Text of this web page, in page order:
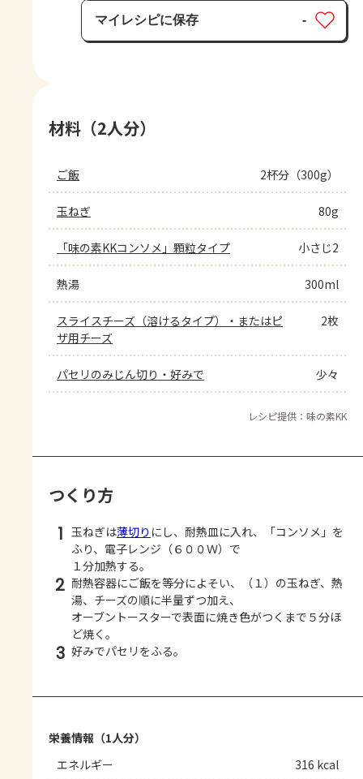
マイレシピに保存
保存済み
-
材料（2人分）
ご飯 2杯分（300g）
玉ねぎ 80g
「味の素KKコンソメ」顆粒タイプ 小さじ2
熱湯 300ml
スライスチーズ（溶けるタイプ）・またはピ
ザ用チーズ
2枚
パセリのみじん切り・好みで 少々
レシピ提供：味の素KK
つくり方
1 玉ねぎは薄切り にし、耐熱皿に入れ、「コンソメ」を
ふり、電子レンジ（６００Ｗ）で
１分加熱する。
2 耐熱容器にご飯を等分によそい、（１）の玉ねぎ、熱
湯、チーズの順に半量ずつ加え、
オーブントースターで表面に焼き色がつくまで５分ほ
ど焼く。
3 好みでパセリをふる。
栄養情報（1人分）
エネルギー
316 kcal